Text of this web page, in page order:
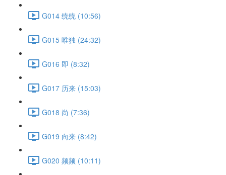
G014 统统 (10:56)
G015 唯独 (24:32)
G016 即 (8:32)
G017 历来 (15:03)
G018 尚 (7:36)
G019 向来 (8:42)
G020 频频 (10:11)